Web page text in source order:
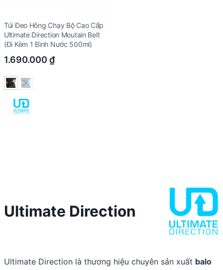
Túi Đeo Hông Chạy Bộ Cao Cấp
Ultimate Direction Moutain Belt
(Đi Kèm 1 Bình Nước 500ml)
1.690.000 ₫
Ultimate Direction
Ultimate Direction là thương hiệu chuyên sản xuất balo